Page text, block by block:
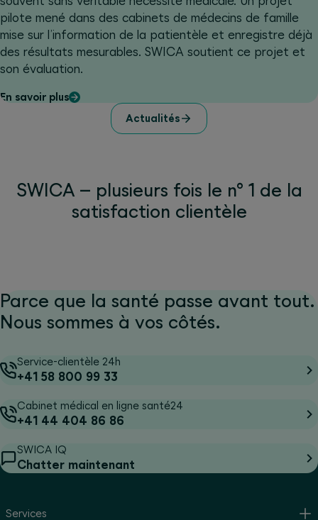
pilote mené dans des cabinets de médecins de famille
mise sur l’information de la patientèle et enregistre déjà
des résultats mesurables. SWICA soutient ce projet et
son évaluation.
En savoir plus
Actualités
SWICA – plusieurs fois le n° 1 de la
satisfaction clientèle
Parce que la santé passe avant tout.
Nous sommes à vos côtés.
Service-clientèle 24h
+41 58 800 99 33
Cabinet médical en ligne santé24
+41 44 404 86 86
SWICA IQ
Chatter maintenant
Services